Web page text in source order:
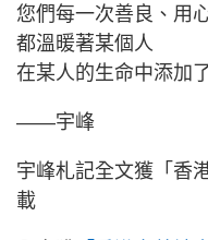
您們每一次善良、用
都溫暖著某個人
在某人的生命中添加
——宇峰
宇峰札記全文獲「香
載